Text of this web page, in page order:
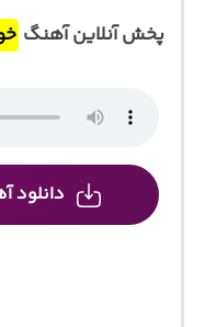
پخش آنلاین آهنگ
دانلود